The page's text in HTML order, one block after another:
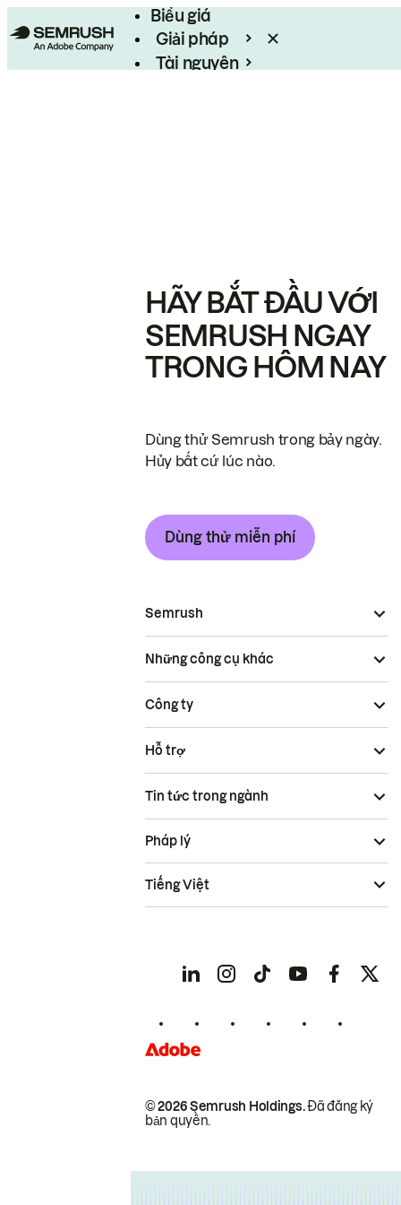
Biểu giá
Giải pháp
Tài nguyên
HÃY BẮT ĐẦU VỚI
SEMRUSH NGAY
TRONG HÔM NAY
Dùng thử Semrush trong bảy ngày.
Hủy bất cứ lúc nào.
Dùng thử miễn phí
Semrush
Những công cụ khác
Công ty
Hỗ trợ
Tin tức trong ngành
© 2026 Semrush Holdings.Đã đăng ký
bản quyền.
Pháp lý
Tiếng Việt